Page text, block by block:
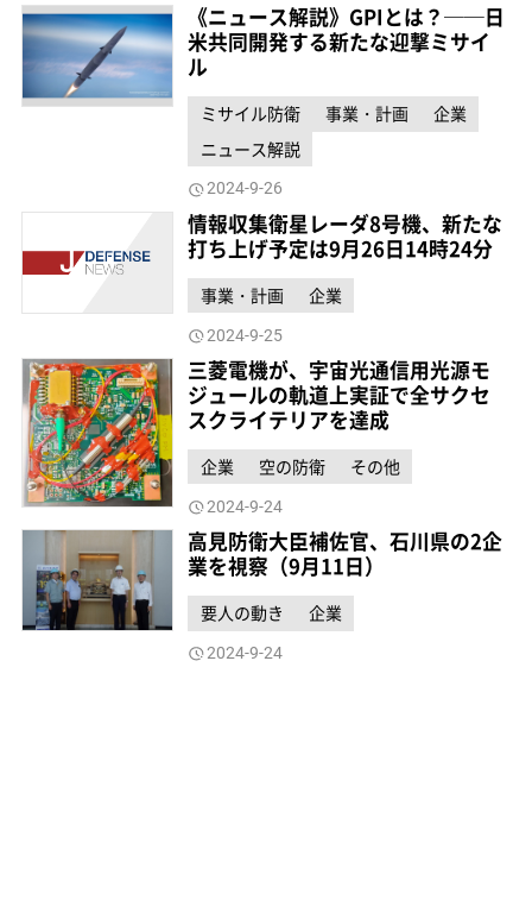
《ニュース解説》GPIとは？──日
米共同開発する新たな迎撃ミサイ
ル
ミサイル防衛 事業・計画
企業
ニュース解説
2024-9-26
情報収集衛星レーダ8号機、新たな
打ち上げ予定は9月26日14時24分
事業・計画 企業
2024-9-25
三菱電機が、宇宙光通信用光源モ
ジュールの軌道上実証で全サクセ
スクライテリアを達成
企業 空の防衛 その他
2024-9-24
高見防衛大臣補佐官、石川県の2企
業を視察（9月11日）
要人の動き 企業
2024-9-24